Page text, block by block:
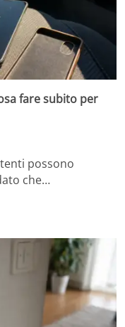
fare subito per
possono
che…